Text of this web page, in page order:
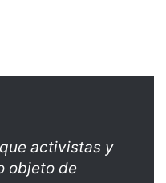
activistas y
objeto de